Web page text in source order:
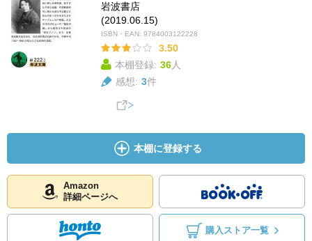
岩波書店
(2019.06.15)
ISBN・EAN: 9784003122228
3.50
本棚登録: 36人
感想: 3件
本棚に登録する
Amazon
詳細ページへ
購入ストア一覧